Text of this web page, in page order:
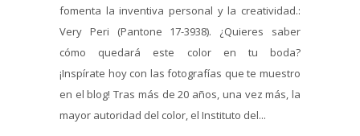
fomenta la inventiva personal y la creatividad.:
Very Peri (Pantone 17-3938). ¿Quieres saber
cómo quedará este color en tu boda?
¡Inspírate hoy con las fotografías que te muestro
en el blog! Tras más de 20 años, una vez más, la
mayor autoridad del color, el Instituto del...